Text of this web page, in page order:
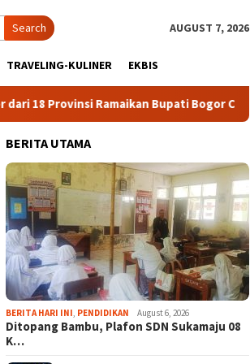
Search AUGUST 7, 2026
TRAVELING-KULINER EKBIS
Ramaikan Bupati Bogor Cup 2026
BERITA UTAMA
BERITA HARI INI PENDIDIKAN August 6, 2026
Ditopang Bambu, Plafon SDN Sukamaju 08
K…